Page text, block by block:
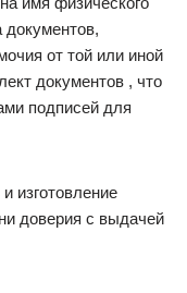
от той или иной
документов , что
подписей для
изготовление
доверия с выдачей